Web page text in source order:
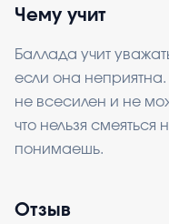
Чему учит
Баллада учит
если она неприятна.
не всесилен и не
что нельзя смеяться
понимаешь.
Отзыв